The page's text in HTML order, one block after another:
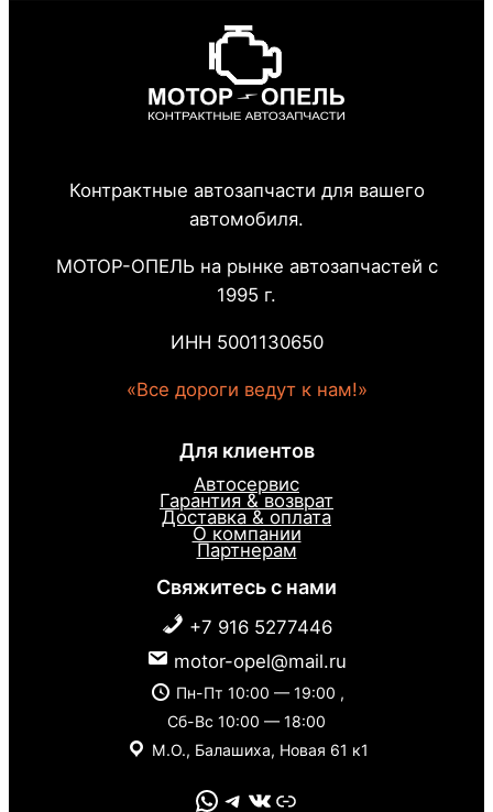
Контрактные автозапчасти для вашего
автомобиля.
МОТОР-ОПЕЛЬ на рынке автозапчастей с
1995 г.
ИНН 5001130650
«Все дороги ведут к нам!»
Для клиентов
Автосервис
Гарантия & возврат
Доставка & оплата
О компании
Партнерам
Свяжитесь с нами
+7 916 5277446
motor-opel@mail.ru
Пн-Пт 10:00 — 19:00 ,
Сб-Вс 10:00 — 18:00
М.О., Балашиха, Новая 61 к1
WhatsApp Telegram VK Link